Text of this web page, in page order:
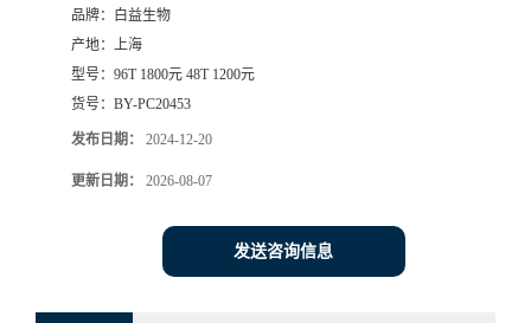
品牌：
白益生物
产地： 上海
型号： 96T 1800元 48T 1200元
货号： BY-PC20453
发布日期： 2024-12-20
更新日期： 2026-08-07
发送咨询信息